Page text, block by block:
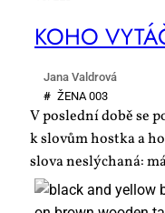
KO­HO
Jana Valdrová
# ŽE­NA 003
V poslední době se
k slovům hostka a
slova neslýchaná: